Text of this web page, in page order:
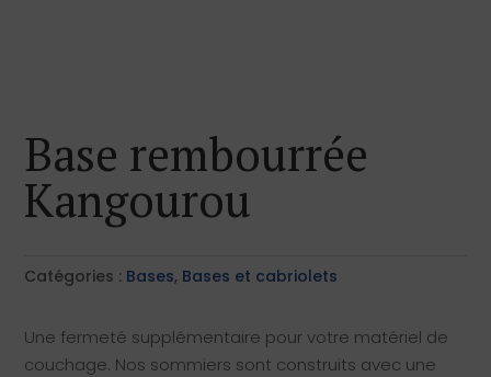
Base rembourrée
Kangourou
Catégories : Bases, Bases et cabriolets
Une fermeté supplémentaire pour votre matériel de
couchage. Nos sommiers sont construits avec une